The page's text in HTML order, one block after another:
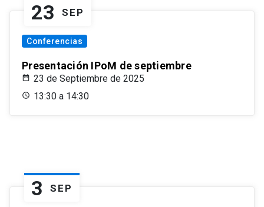
23 SEP
Conferencias
Presentación IPoM de septiembre
23 de Septiembre de 2025
13:30 a 14:30
3 SEP